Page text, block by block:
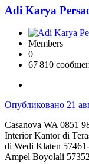
Adi Karya
Members
0
67 810
Опубликовано 21
Casanova WA 0851
Interior Kantor di
di Wedi Klaten
Ampel Boyolali